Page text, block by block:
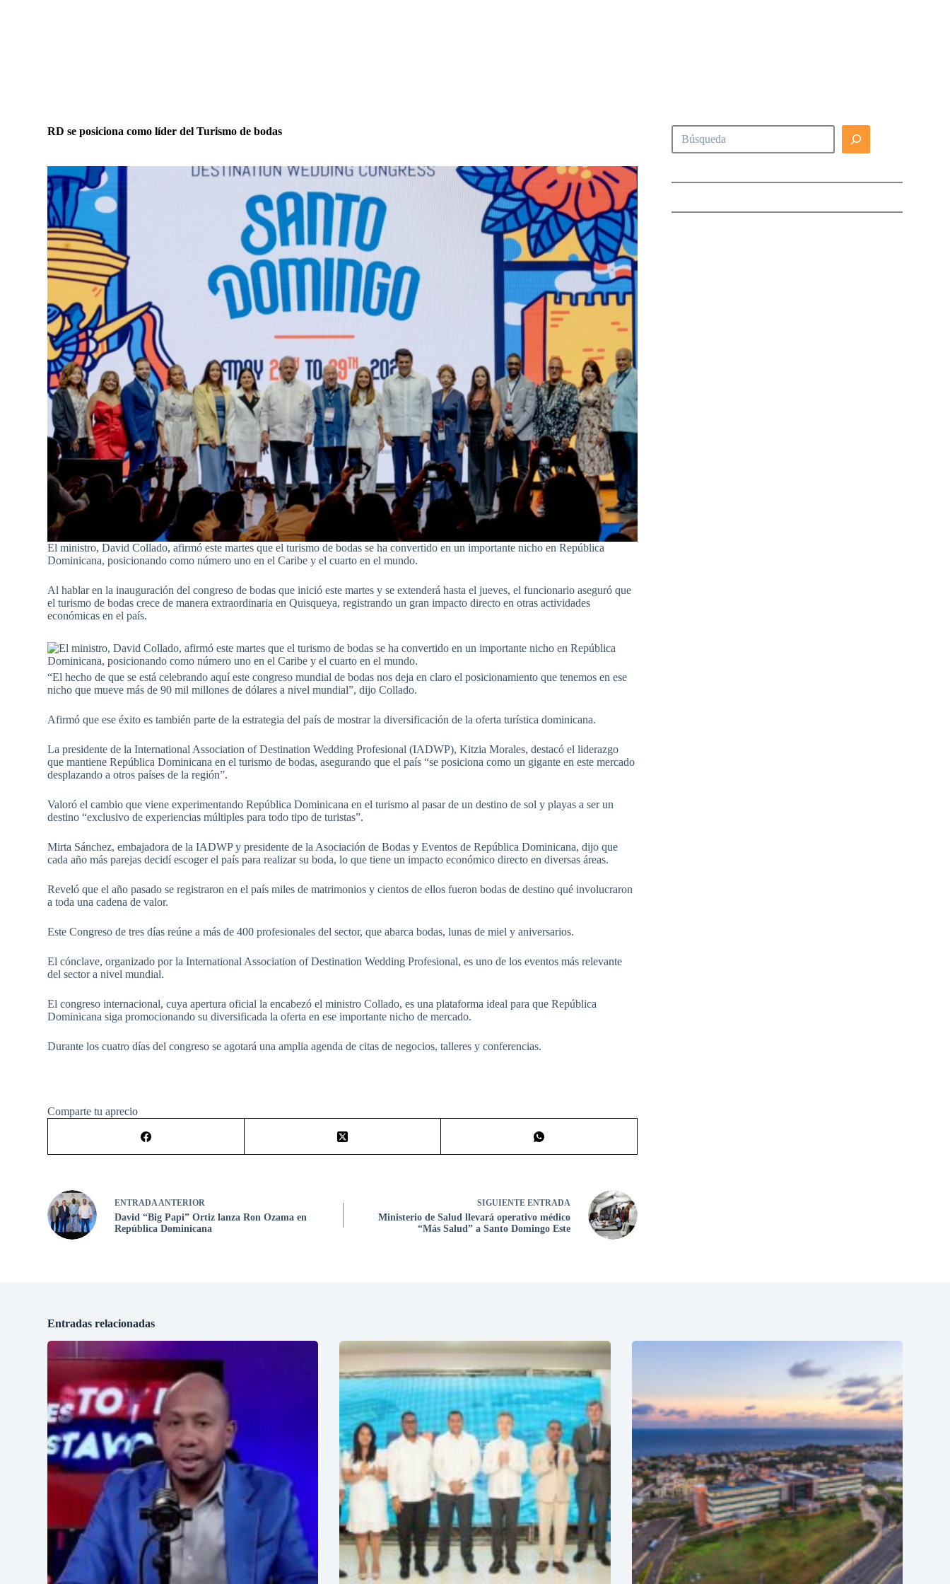
RD se posiciona como líder del Turismo de bodas
El ministro, David Collado, afirmó este martes que el turismo de bodas se ha convertido en un importante nicho en República
Dominicana, posicionando como número uno en el Caribe y el cuarto en el mundo.
Al hablar en la inauguración del congreso de bodas que inició este martes y se extenderá hasta el jueves, el funcionario aseguró que
el turismo de bodas crece de manera extraordinaria en Quisqueya, registrando un gran impacto directo en otras actividades
económicas en el país.
“El hecho de que se está celebrando aquí este congreso mundial de bodas nos deja en claro el posicionamiento que tenemos en ese
nicho que mueve más de 90 mil millones de dólares a nivel mundial”, dijo Collado.
Afirmó que ese éxito es también parte de la estrategia del país de mostrar la diversificación de la oferta turística dominicana.
La presidente de la International Association of Destination Wedding Profesional (IADWP), Kitzia Morales, destacó el liderazgo
que mantiene República Dominicana en el turismo de bodas, asegurando que el país “se posiciona como un gigante en este mercado
desplazando a otros países de la región”.
Valoró el cambio que viene experimentando República Dominicana en el turismo al pasar de un destino de sol y playas a ser un
destino “exclusivo de experiencias múltiples para todo tipo de turistas”.
Mirta Sánchez, embajadora de la IADWP y presidente de la Asociación de Bodas y Eventos de República Dominicana, dijo que
cada año más parejas decidí escoger el país para realizar su boda, lo que tiene un impacto económico directo en diversas áreas.
Reveló que el año pasado se registraron en el país miles de matrimonios y cientos de ellos fueron bodas de destino qué involucraron
a toda una cadena de valor.
Este Congreso de tres días reúne a más de 400 profesionales del sector, que abarca bodas, lunas de miel y aniversarios.
El cónclave, organizado por la International Association of Destination Wedding Profesional, es uno de los eventos más relevante
del sector a nivel mundial.
El congreso internacional, cuya apertura oficial la encabezó el ministro Collado, es una plataforma ideal para que República
Dominicana siga promocionando su diversificada la oferta en ese importante nicho de mercado.
Durante los cuatro días del congreso se agotará una amplia agenda de citas de negocios, talleres y conferencias.
Comparte tu aprecio
ENTRADA ANTERIOR
David “Big Papi” Ortiz lanza Ron Ozama en
República Dominicana
SIGUIENTE ENTRADA
Ministerio de Salud llevará operativo médico
“Más Salud” a Santo Domingo Este
Buscar
Entradas relacionadas